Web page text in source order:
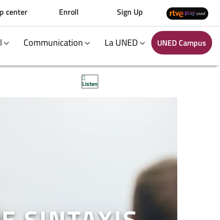
center Enroll Sign Up
Communication La UNED UNED Campus
Listen